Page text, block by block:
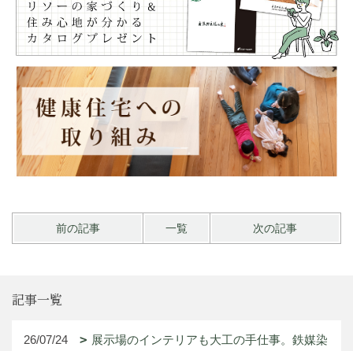
前の記事 一覧 次の記事
記事一覧
26/07/24 展示場のインテリアも大工の手仕事。鉄媒染